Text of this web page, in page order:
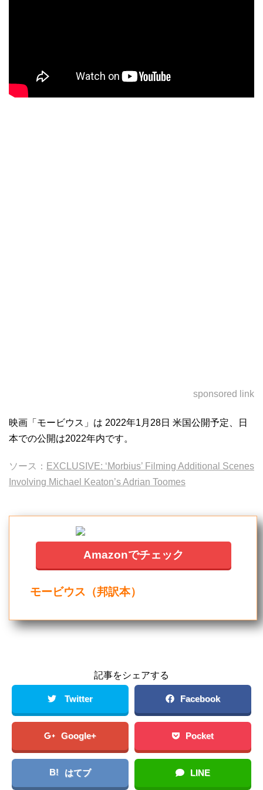
sponsored link
映画「モービウス」は 2022年1月28日 米国公開予定、日
本での公開は2022年内です。
ソース：
EXCLUSIVE: ‘Morbius’ Filming Additional Scenes
Involving Michael Keaton’s Adrian Toomes
Amazonでチェック
モービウス（邦訳本）
記事をシェアする
Twitter Facebook
Google+ Pocket
B! はてブ LINE